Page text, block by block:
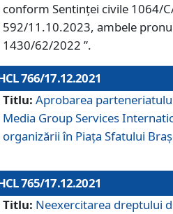
conform Sentinței civile 1064/
592/11.10.2023, ambele
1430/62/2022 ”.
766/17.12.2021
Titlu: Aprobarea
Media Group Services
organizării în Piața Sfatului
765/17.12.2021
Titlu: Neexercitarea dreptului